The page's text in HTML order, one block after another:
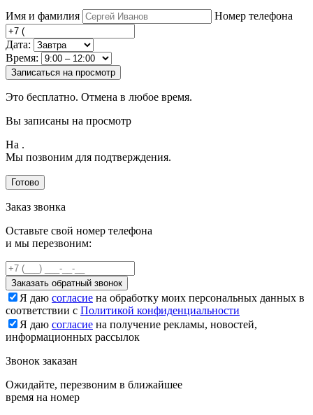
Имя и фамилия Номер телефона
Дата:
Время:
Записаться на просмотр
Это бесплатно. Отмена в любое время.
Вы записаны на просмотр
На .
Мы позвоним для подтверждения.
Готово
Заказ звонка
Оставьте свой номер телефона
и мы перезвоним:
Заказать обратный звонок
Я даю согласие на обработку моих персональных данных в
соответствии с Политикой конфиденциальности
Я даю согласие на получение рекламы, новостей,
информационных рассылок
Звонок заказан
Ожидайте, перезвоним в ближайшее
время на номер